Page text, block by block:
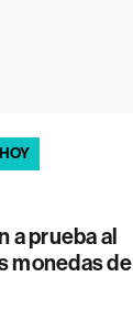
a prueba al
monedas de